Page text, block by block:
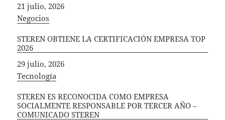
Fecha
21 julio, 2026
In relation to
Negocios
STEREN OBTIENE LA CERTIFICACIÓN EMPRESA TOP
2026
Fecha
29 julio, 2026
In relation to
Tecnología
STEREN ES RECONOCIDA COMO EMPRESA
SOCIALMENTE RESPONSABLE POR TERCER AÑO –
COMUNICADO STEREN